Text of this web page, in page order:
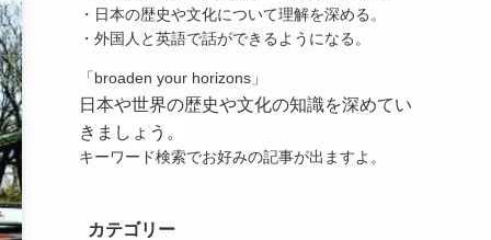
・日本の歴史や文化について理解を深める。
・外国人と英語で話ができるようになる。
「broaden your horizons」
日本や世界の歴史や文化の知識を深めてい
きましょう。
キーワード検索でお好みの記事が出ますよ。
カテゴリー